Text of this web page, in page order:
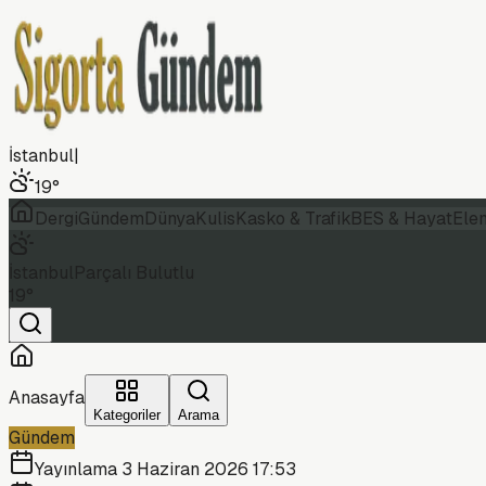
İstanbul|
19°
DergiGündemDünyaKulisKasko & TrafikBES & Hayat
Anasayfa
Kategoriler Arama
Gündem
Yayınlama 3 Haziran 2026 17:53